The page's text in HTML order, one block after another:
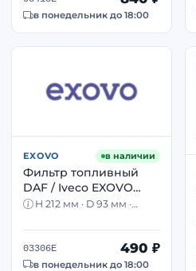
в понедельник до 18:00
EXOVO в наличии
Фильтр топливный
DAF / Iveco EXOVO
03306E H212 D93 мм
H 212 мм · D 93 мм ·
03306E 490 ₽
в понедельник до 18:00